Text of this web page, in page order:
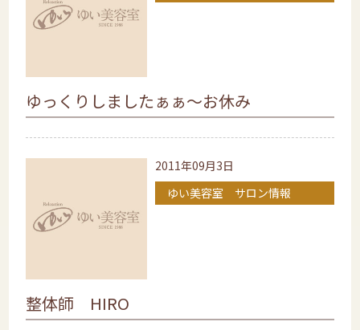
ゆっくりしましたぁぁ～お休み
2011年09月3日
ゆい美容室 サロン情報
整体師 HIRO